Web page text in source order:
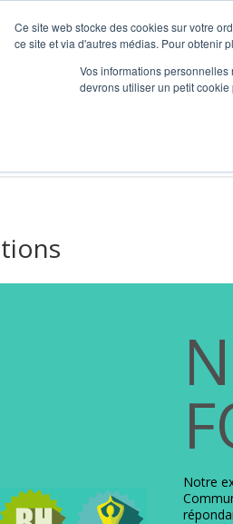
Ce site web stocke des cookies sur votre
ce site et via d'autres médias. Pour obtenir
Vos informations
devrons utiliser un petit
Notre